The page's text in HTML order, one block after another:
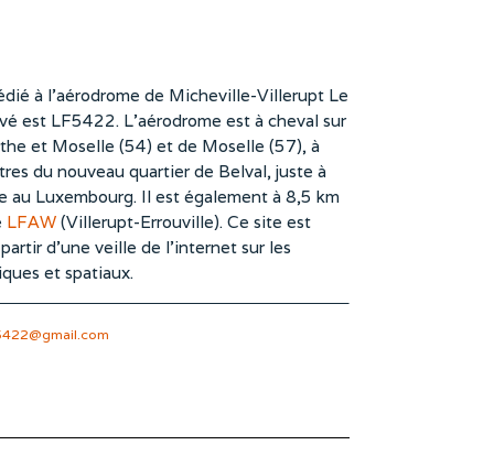
à l’aérodrome de Micheville-Villerupt Le
est LF5422. L’aérodrome est à cheval sur
et Moselle (54) et de Moselle (57), à
du nouveau quartier de Belval, juste à
au Luxembourg. Il est également à 8,5 km
LFAW(Villerupt-Errouville). Ce site est
d’une veille de l’internet sur les
et spatiaux.